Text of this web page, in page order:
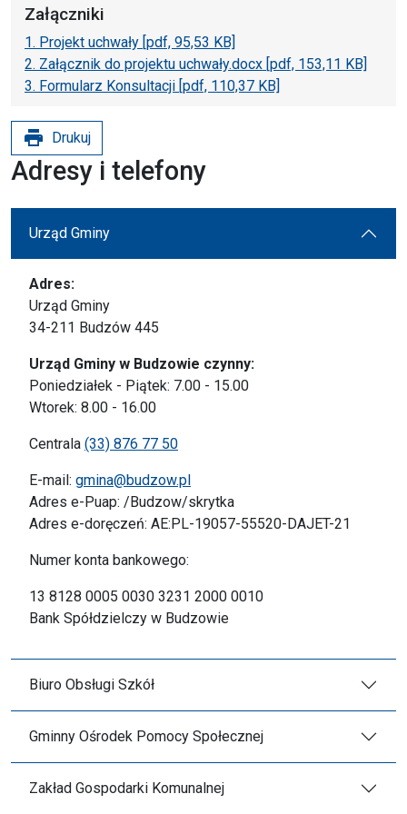
Załączniki
1. Projekt uchwały [pdf, 95,53 KB]
2. Załącznik do projektu uchwały.docx [pdf, 153,11 KB]
3. Formularz Konsultacji [pdf, 110,37 KB]
print Drukuj
Adresy i telefony
Urząd Gminy
Adres:
Urząd Gminy
34-211 Budzów 445
Urząd Gminy w Budzowie czynny:
Poniedziałek - Piątek: 7.00 - 15.00
Wtorek: 8.00 - 16.00
Centrala (33) 876 77 50
E-mail: gmina@budzow.pl
Adres e-Puap: /Budzow/skrytka
Adres e-doręczeń: AE:PL-19057-55520-DAJET-21
Numer konta bankowego:
13 8128 0005 0030 3231 2000 0010
Bank Spółdzielczy w Budzowie
Biuro Obsługi Szkół
Gminny Ośrodek Pomocy Społecznej
Zakład Gospodarki Komunalnej